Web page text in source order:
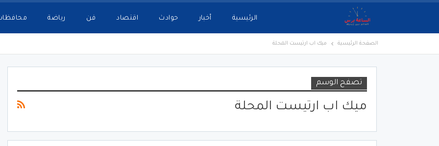
الرئيسية أخبار حوادث اقتصاد فن رياضة
الصفحة الرئيسية ميك اب ارتيست المحلة
تصفح الوسم
ميك اب ارتيست المحلة